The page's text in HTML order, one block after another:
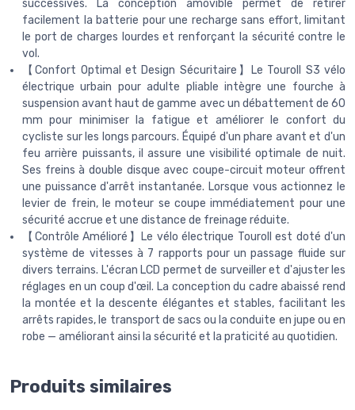
successives. La conception amovible permet de retirer
facilement la batterie pour une recharge sans effort, limitant
le port de charges lourdes et renforçant la sécurité contre le
vol.
【Confort Optimal et Design Sécuritaire】Le Touroll S3 vélo
électrique urbain pour adulte pliable intègre une fourche à
suspension avant haut de gamme avec un débattement de 60
mm pour minimiser la fatigue et améliorer le confort du
cycliste sur les longs parcours. Équipé d'un phare avant et d'un
feu arrière puissants, il assure une visibilité optimale de nuit.
Ses freins à double disque avec coupe-circuit moteur offrent
une puissance d'arrêt instantanée. Lorsque vous actionnez le
levier de frein, le moteur se coupe immédiatement pour une
sécurité accrue et une distance de freinage réduite.
【Contrôle Amélioré】Le vélo électrique Touroll est doté d'un
système de vitesses à 7 rapports pour un passage fluide sur
divers terrains. L'écran LCD permet de surveiller et d'ajuster les
réglages en un coup d'œil. La conception du cadre abaissé rend
la montée et la descente élégantes et stables, facilitant les
arrêts rapides, le transport de sacs ou la conduite en jupe ou en
robe — améliorant ainsi la sécurité et la praticité au quotidien.
Produits similaires